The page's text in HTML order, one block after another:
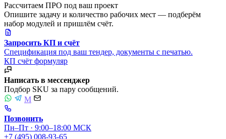
Рассчитаем ПРО под ваш проект
Опишите задачу и количество рабочих мест — подберём
набор модулей и пришлём счёт.
Запросить КП и счёт
Спецификация под ваш тендер, документы с печатью.
КП счёт формуляр
Написать в мессенджер
Подбор SKU за пару сообщений.
M
Позвонить
Пн–Пт · 9:00–18:00 МСК
+7 (495) 008-93-65